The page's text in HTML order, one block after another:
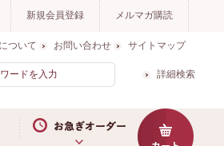
新規会員登録 メルマガ購読
ついて お問い合わせ サイトマップ
詳細検索